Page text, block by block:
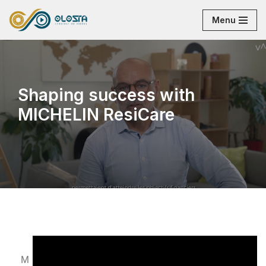
Aller
Menu
Shaping success with
MICHELIN ResiCare
M